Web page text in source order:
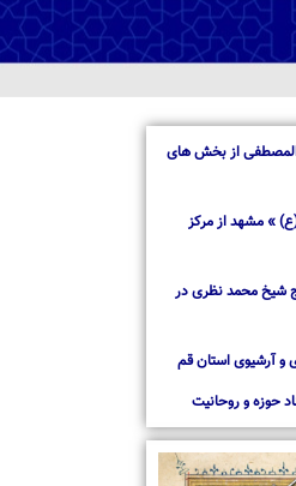
از بخش های
مشهد از مرکز
محمد نظری در
استان قم
و روحانیت